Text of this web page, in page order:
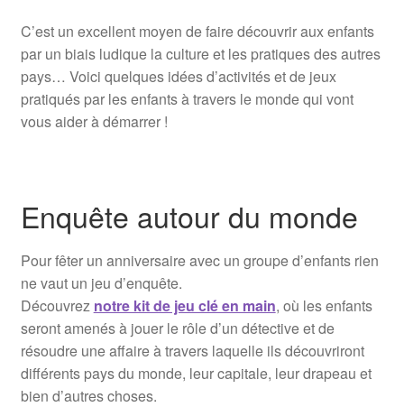
C’est un excellent moyen de faire découvrir aux enfants
par un biais ludique la culture et les pratiques des autres
pays… Voici quelques idées d’activités et de jeux
pratiqués par les enfants à travers le monde qui vont
vous aider à démarrer !
Enquête autour du monde
Pour fêter un anniversaire avec un groupe d’enfants rien
ne vaut un jeu d’enquête.
Découvrez notre kit de jeu clé en main, où les enfants
seront amenés à jouer le rôle d’un détective et de
résoudre une affaire à travers laquelle ils découvriront
différents pays du monde, leur capitale, leur drapeau et
bien d’autres choses.